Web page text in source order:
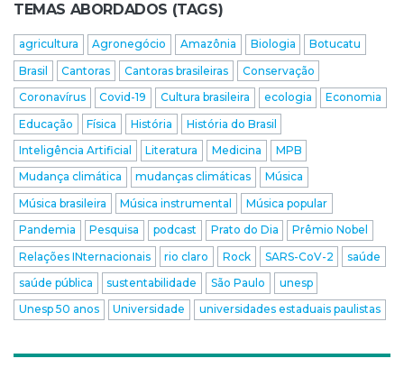
TEMAS ABORDADOS (TAGS)
agricultura Agronegócio Amazônia Biologia
Botucatu
Brasil
Cantoras Cantoras brasileiras
Conservação
Coronavírus
Covid-19 Cultura brasileira ecologia
Economia
Educação
Física História
História do Brasil
Inteligência Artificial
Literatura Medicina
MPB
Mudança climática
mudanças climáticas
Música
Música brasileira
Música instrumental
Música popular
Pandemia
Pesquisa podcast Prato do Dia
Prêmio Nobel
Relações INternacionais
rio claro Rock SARS-CoV-2
saúde
saúde pública
sustentabilidade São Paulo
unesp
Unesp 50 anos
Universidade universidades estaduais paulistas